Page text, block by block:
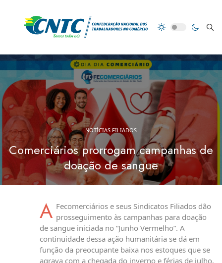
NOTÍCIAS FILIADOS
Comerciários prorrogam campanhas de
doação de sangue
A Fecomerciários e seus Sindicatos Filiados dão
prosseguimento às campanhas para doação
de sangue iniciada no “Junho Vermelho”. A
continuidade dessa ação humanitária se dá em
função da preocupante baixa nos estoques que se
agrava com a chegada do inverno e férias de julho,